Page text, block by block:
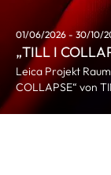
01/06/2026 - 30/10/
„TILL I
Leica Projekt
COLLAPSE“ von